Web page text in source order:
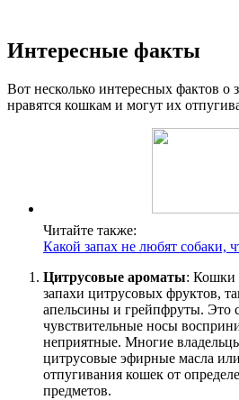
Интересные факты
Вот несколько интересных фактов о
нравятся кошкам и могут их
Читайте также:
Какой запах не любят собаки,
Цитрусовые ароматы: Кошки
запахи цитрусовых фруктов,
апельсины и грейпфруты. Это
чувствительные носы
неприятные. Многие
цитрусовые эфирные масла
отпугивания кошек от
предметов.